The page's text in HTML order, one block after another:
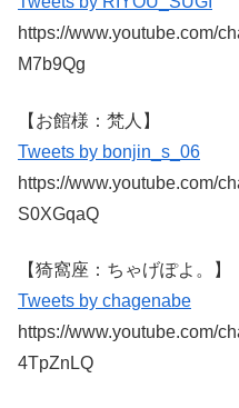
https://www.youtube.com/
M7b9Qg
【お館様：梵人】
Tweets by bonjin_s_06
https://www.youtube.com/
S0XGqaQ
【猗窩座：ちゃげぽよ。】
Tweets by chagenabe
https://www.youtube.com/
4TpZnLQ